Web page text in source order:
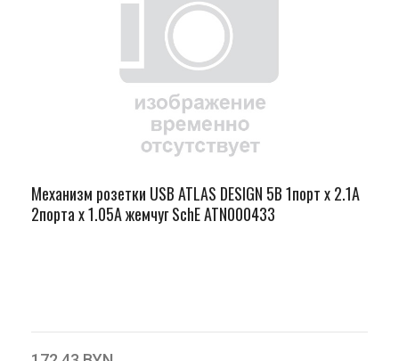
Механизм розетки USB ATLAS DESIGN 5В 1порт х 2.1А
2порта х 1.05А жемчуг SchE ATN000433